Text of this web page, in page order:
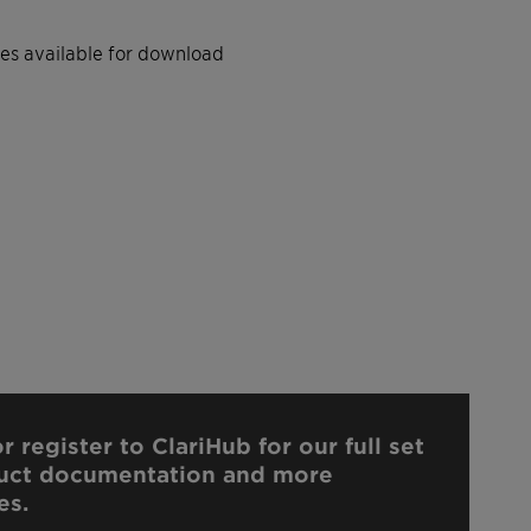
available for download
register to ClariHub for our full set
documentation and more